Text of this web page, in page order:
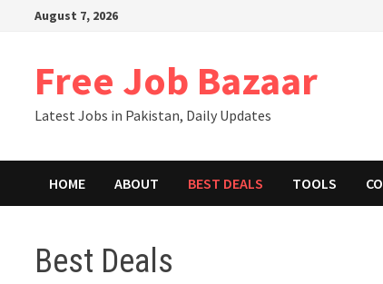
August 7, 2026
Free Job Bazaar
Latest Jobs in Pakistan, Daily Updates
HOME ABOUT BEST DEALS TOOLS
Best Deals